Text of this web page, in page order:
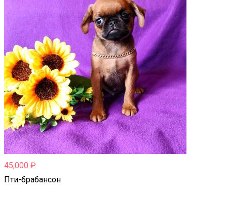
45,000 ₽
Пти-брабансон